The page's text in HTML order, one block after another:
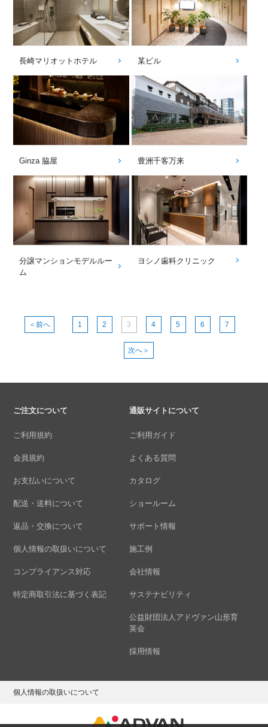
長崎マリオットホテル 某ビル
Ginza 脇屋 豊洲千客万来
分譲マンションモデルルー
ム
ヨシノ歯科クリニック
＜前へ 1 2 3 4 5 6 7
次へ＞
ご注文について
ご利用規約
会員規約
お支払いについて
配送・送料について
返品・交換について
個人情報の取扱いについて
コンプライアンス対応
特定商取引法に基づく表記
通販サイトについて
ご利用ガイド
よくある質問
カタログ
ショールーム
サポート情報
施工例
会社情報
サステナビリティ
公益財団法人アドヴァン山形育
英会
採用情報
個人情報の取扱いについて